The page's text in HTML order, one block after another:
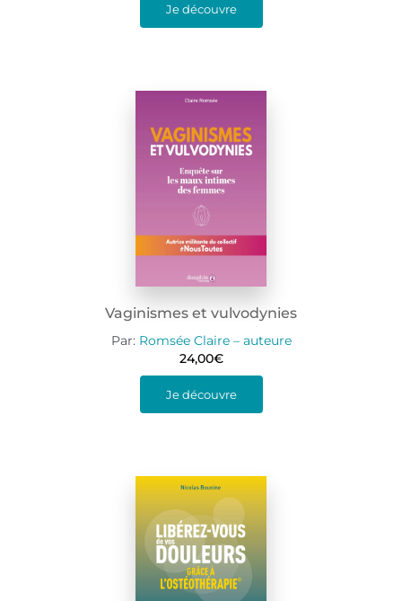
Je découvre
Vaginismes et vulvodynies
Par: Romsée Claire – auteure
24,00€
Je découvre